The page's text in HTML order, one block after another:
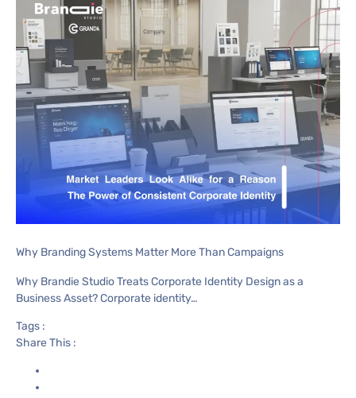
Why Branding Systems Matter More Than Campaigns
Why Brandie Studio Treats Corporate Identity Design as a
Business Asset? Corporate identity…
Tags :
Share This :